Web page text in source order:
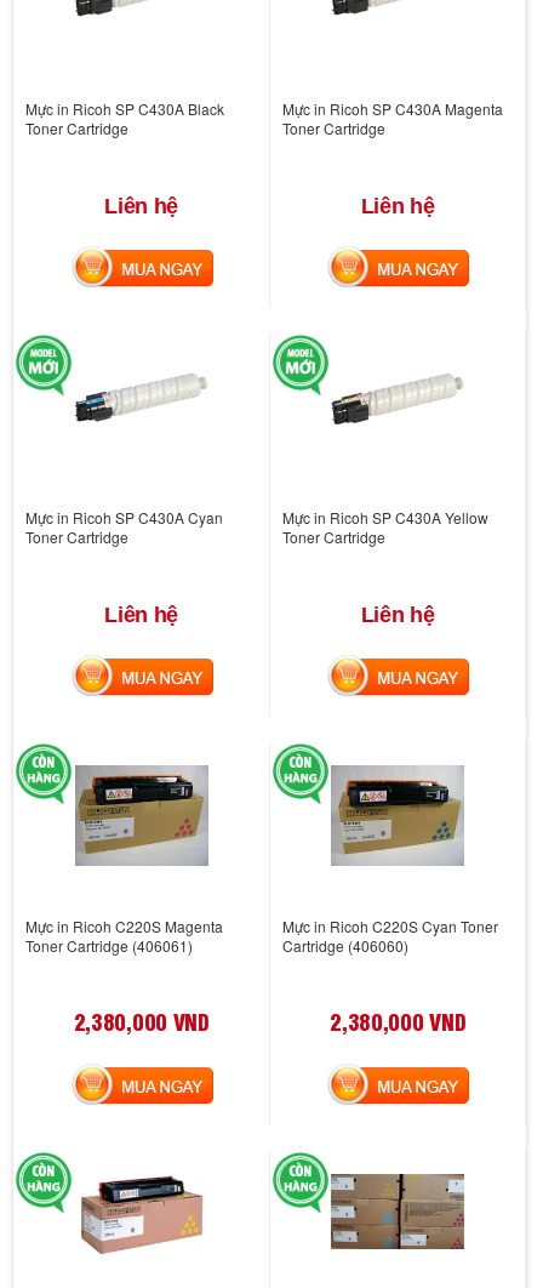
Mực in Ricoh SP C430A Black
Toner Cartridge
Liên hệ
MUA NGAY
Mực in Ricoh SP C430A Magenta
Toner Cartridge
Liên hệ
MUA NGAY
Mực in Ricoh SP C430A Cyan
Toner Cartridge
Liên hệ
MUA NGAY
Mực in Ricoh SP C430A Yellow
Toner Cartridge
Liên hệ
MUA NGAY
Mực in Ricoh C220S Magenta
Toner Cartridge (406061)
2,380,000 VND
MUA NGAY
Mực in Ricoh C220S Cyan Toner
Cartridge (406060)
2,380,000 VND
MUA NGAY